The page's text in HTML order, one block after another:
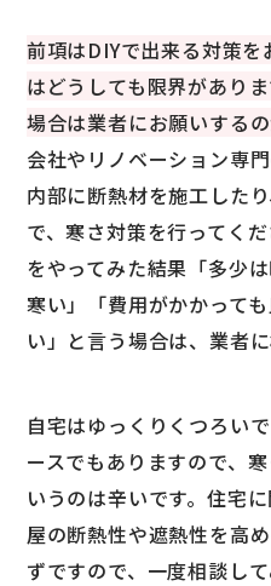
前項はDIYで出来る対策
はどうしても限界があり
場合は業者にお願いするの
会社やリノベーション専
内部に断熱材を施工した
で、寒さ対策を行ってく
をやってみた結果「多少
寒い」「費用がかかって
い」と言う場合は、業者
自宅はゆっくりくつろい
ースでもありますので、
いうのは辛いです。住宅
屋の断熱性や遮熱性を高
ずですので、一度相談し